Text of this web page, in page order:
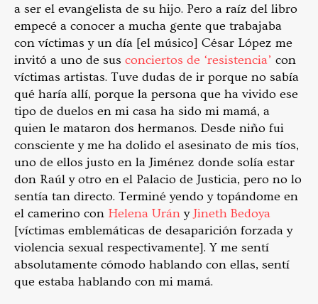
a ser el evangelista de su hijo. Pero a raíz del libro
empecé a conocer a mucha gente que trabajaba
con víctimas y un día [el músico] César López me
invitó a uno de sus conciertos de ‘resistencia’ con
víctimas artistas. Tuve dudas de ir porque no sabía
qué haría allí, porque la persona que ha vivido ese
tipo de duelos en mi casa ha sido mi mamá, a
quien le mataron dos hermanos. Desde niño fui
consciente y me ha dolido el asesinato de mis tíos,
uno de ellos justo en la Jiménez donde solía estar
don Raúl y otro en el Palacio de Justicia, pero no lo
sentía tan directo. Terminé yendo y topándome en
el camerino con Helena Urány Jineth Bedoya
[víctimas emblemáticas de desaparición forzada y
violencia sexual respectivamente]. Y me sentí
absolutamente cómodo hablando con ellas, sentí
que estaba hablando con mi mamá.